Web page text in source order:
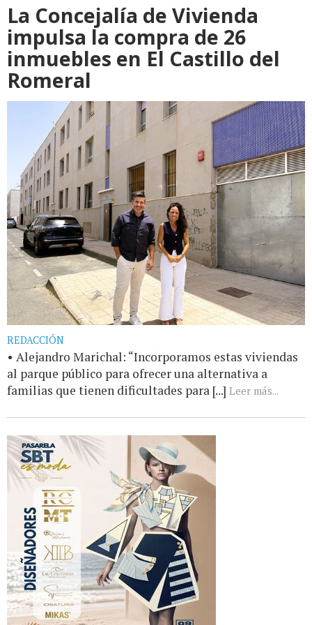
La Concejalía de Vivienda
impulsa la compra de 26
inmuebles en El Castillo del
Romeral
REDACCIÓN
• Alejandro Marichal: “Incorporamos estas viviendas
al parque público para ofrecer una alternativa a
familias que tienen dificultades para [...] Leer más...